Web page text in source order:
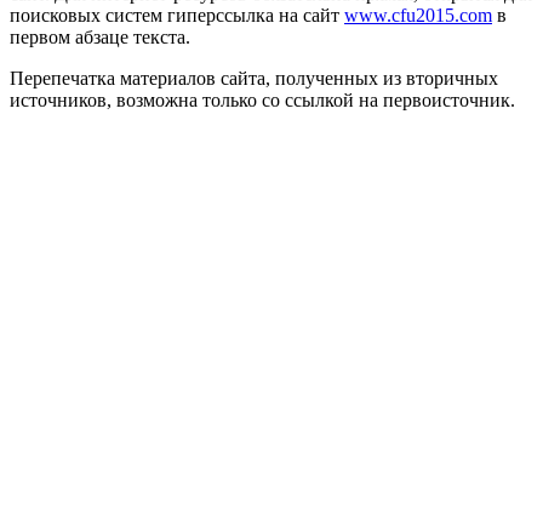
поисковых систем гиперссылка на сайт www.cfu2015.com в
первом абзаце текста.
Перепечатка материалов сайта, полученных из вторичных
источников, возможна только со ссылкой на первоисточник.